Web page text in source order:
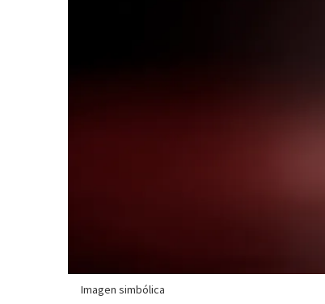
Imagen simbólica